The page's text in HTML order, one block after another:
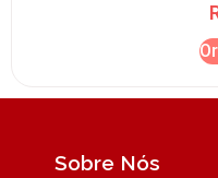
Sobre Nós